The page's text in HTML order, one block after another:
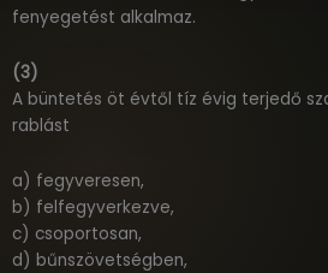
fenyegetést alkalmaz.
(3)
A büntetés öt évtől tíz évig terjedő
rablást
a) fegyveresen,
b) felfegyverkezve,
c) csoportosan,
d) bűnszövetségben,